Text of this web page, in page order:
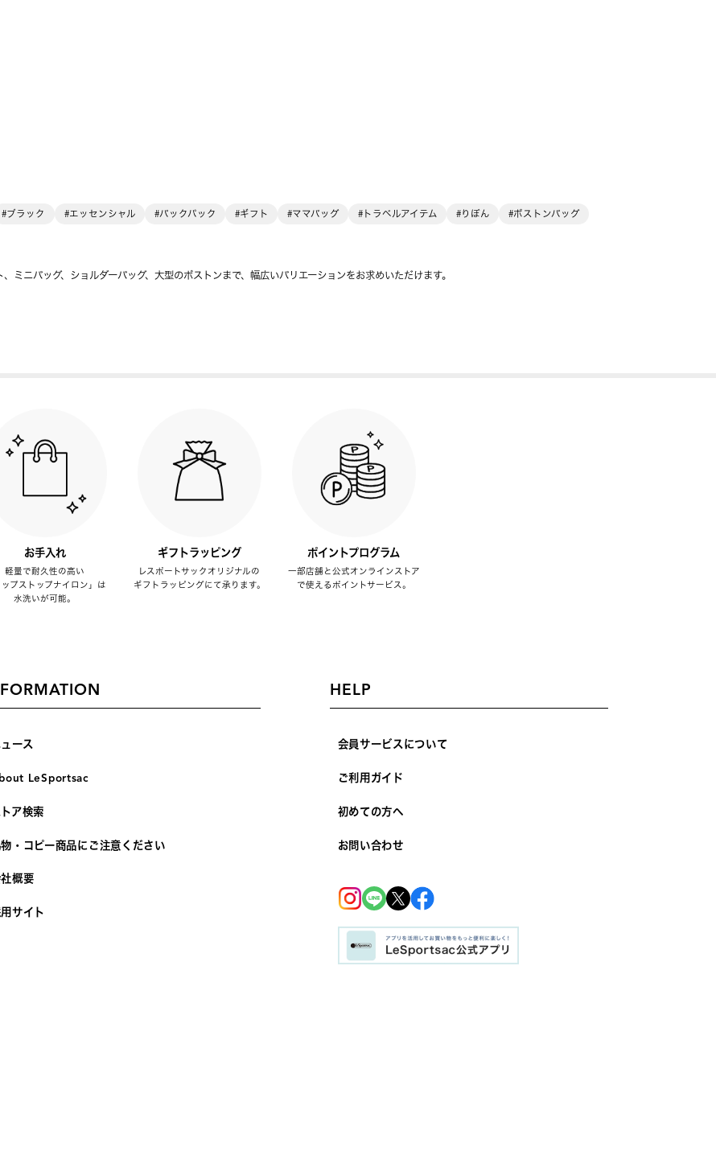
#ブラック #エッセンシャル #バックパック #ギフト #ママバッグ #トラベルアイテム #りぼん #ボストンバッグ
ミニバッグ、ショルダーバッグ、大型のボストンまで、幅広いバリエーションをお求めいただけます。
お手入れ
軽量で耐久性の高い
ップストップナイロン」は
水洗いが可能。
ギフトラッピング
レスポートサックオリジナルの
ギフトラッピングにて承ります。
ポイントプログラム
一部店舗と公式オンラインストア
で使えるポイントサービス。
ース
LeSportsac
ア検索
・コピー商品にご注意ください
概要
サイト
HELP
会員サービスについて
ご利用ガイド
初めての方へ
お問い合わせ